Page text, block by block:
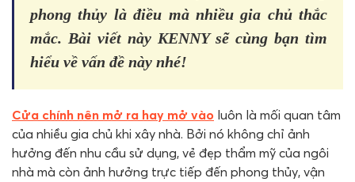
phong thủy là điều mà nhiều gia chủ thắc
mắc. Bài viết này KENNY sẽ cùng bạn tìm
hiểu về vấn đề này nhé!
Cửa chính nên mở ra hay mở vào luôn là mối quan tâm
của nhiều gia chủ khi xây nhà. Bởi nó không chỉ ảnh
hưởng đến nhu cầu sử dụng, vẻ đẹp thẩm mỹ của ngôi
nhà mà còn ảnh hưởng trực tiếp đến phong thủy, vận